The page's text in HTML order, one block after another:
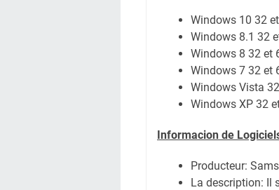
Windows 10 32
Windows 8.1 32
Windows 8 32 et
Windows 7 32 et
Windows Vista
Windows XP 32
Informacion de
Producteur:
La description: Il